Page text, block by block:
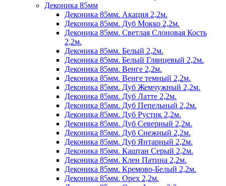
Деконика 85мм
Деконика 85мм. Акация 2,2м.
Деконика 85мм. Дуб Мокко 2,2м.
Деконика 85мм. Светлая Слоновая Кость
2,2м.
Деконика 85мм. Белый 2,2м.
Деконика 85мм. Белый Глянцевый 2,2м.
Деконика 85мм. Венге 2,2м.
Деконика 85мм. Венге темный 2,2м.
Деконика 85мм. Дуб Жемчужный 2,2м.
Деконика 85мм. Дуб Латте 2,2м.
Деконика 85мм. Дуб Пепельный 2,2м.
Деконика 85мм. Дуб Рустик 2,2м.
Деконика 85мм. Дуб Северный 2,2м.
Деконика 85мм. Дуб Снежный 2,2м.
Деконика 85мм. Дуб Янтарный 2,2м.
Деконика 85мм. Каштан Серый 2,2м.
Деконика 85мм. Клен Патина 2,2м.
Деконика 85мм. Кремово-Белый 2,2м.
Деконика 85мм. Орех 2,2м.